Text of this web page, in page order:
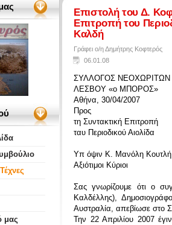
Eπιστολή του Δ.
Επιτροπή του
Καλδή
Γράφει ο/η Δημήτρης Κοφτερός
06.01.08
ΣΥΛΛΟΓΟΣ ΝΕΟΧΩΡΙΤΩΝ
ΛΕΣΒΟΥ «ο ΜΠΟΡΟΣ»
Αθήνα, 30/04/2007
Προς
τη Συντακτική Επιτροπή
ταυ Περιοδικού Αιολίδα
Yπ όψιν Κ. Μανόλη
Αξιότιμοι Κύριοι
Σας γνωρίζουμε ότι ο
Καλδέλλης),
Αυστραλία, απεβίωσε στο
Την 22 Απριλίου 2007
μας